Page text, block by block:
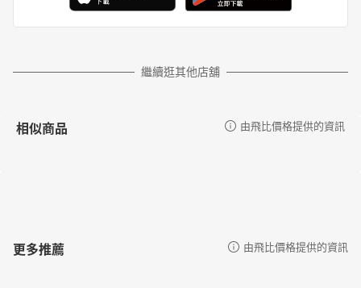
繼續逛其他店舖
相似商品 由飛比價格提供的資訊
更多推薦 由飛比價格提供的資訊